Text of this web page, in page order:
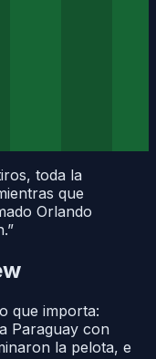
toda la
que
Orlando
”
que importa:
Paraguay con
la pelota, e